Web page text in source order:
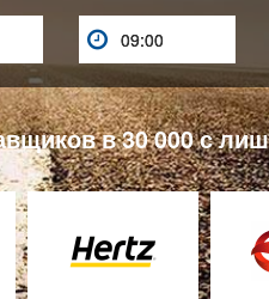

в 30 000 с